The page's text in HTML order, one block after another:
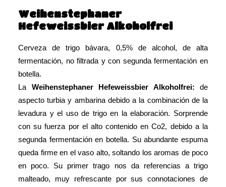
Weihenstephaner
Hefeweissbier Alkoholfrei
Cerveza de trigo bávara, 0,5% de alcohol, de alta
fermentación, no filtrada y con segunda fermentación en
botella.
La Weihenstephaner Hefeweissbier Alkoholfrei: de
aspecto turbia y ambarina debido a la combinación de la
levadura y el uso de trigo en la elaboración. Sorprende
con su fuerza por el alto contenido en Co2, debido a la
segunda fermentación en botella. Su abundante espuma
queda firme en el vaso alto, soltando los aromas de poco
en poco. Su primer trago nos da referencias a trigo
malteado, muy refrescante por sus connotaciones de